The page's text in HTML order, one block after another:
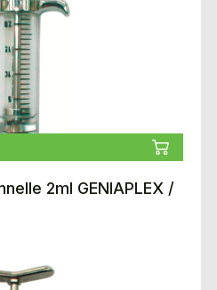
2ml GENIAPLEX /